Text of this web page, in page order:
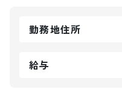
勤務地住所
給与